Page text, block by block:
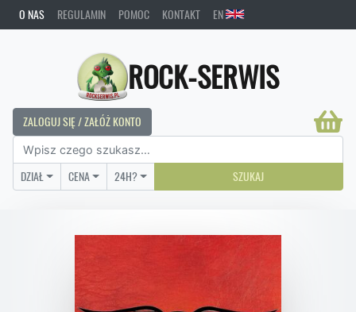
O NAS REGULAMIN POMOC KONTAKT EN
ROCK-SERWIS
ZALOGUJ SIĘ / ZAŁÓŻ KONTO
DZIAŁ CENA 24H? SZUKAJ